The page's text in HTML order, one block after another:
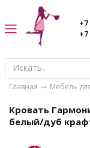
Главная Мебель
Кровать
белый/дуб